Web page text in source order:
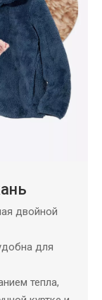
двойной
для
тепла,